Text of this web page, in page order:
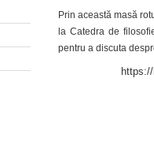
Prin această masă
la Catedra de
pentru a discuta